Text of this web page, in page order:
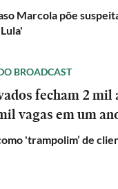
Marcola põe
BROADCAST
fecham 2 mil
vagas em um
'trampolim’ de